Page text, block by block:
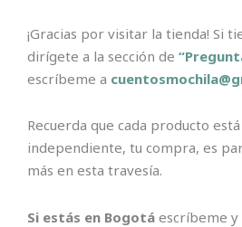
¡Gracias por visitar la tienda! Si
dirígete a la sección de
escríbeme a
Recuerda que cada producto
independiente, tu compra, es
más en esta travesía.
Si estás en Bogotá escríbeme y